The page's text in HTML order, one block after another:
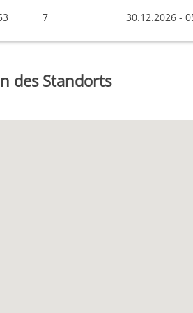
7 30.12.2026 -
des Standorts